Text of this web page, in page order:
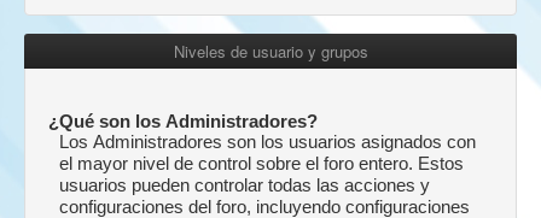
Niveles de usuario y grupos
¿Qué son los Administradores?
Los Administradores son los usuarios asignados con
el mayor nivel de control sobre el foro entero. Estos
usuarios pueden controlar todas las acciones y
configuraciones del foro, incluyendo configuraciones